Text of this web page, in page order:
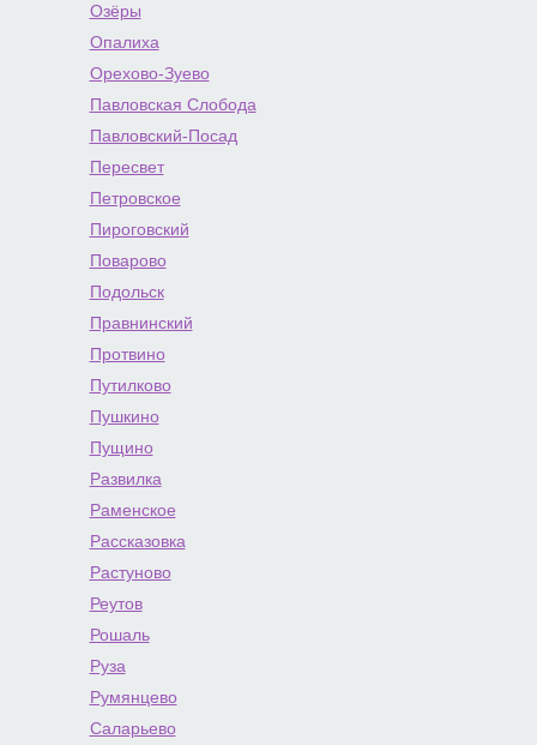
Озёры
Опалиха
Орехово-Зуево
Павловская Слобода
Павловский-Посад
Пересвет
Петровское
Пироговский
Поварово
Подольск
Правнинский
Протвино
Путилково
Пушкино
Пущино
Развилка
Раменское
Рассказовка
Растуново
Реутов
Рошаль
Руза
Румянцево
Саларьево